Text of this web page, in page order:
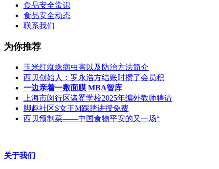
食品安全常识
食品安全动态
联系我们
为你推荐
玉米红蜘蛛病虫害以及防治方法简介
西贝创始人：罗永浩方结账时攒了会员积
一边亲着一敷面膜 MBA智库
上海市闵行区诸翟学校2025年编外教师聘请
脚趣社区S女王M踩踏讲授免费
西贝预制菜——中国食物平安的又一场“
关于我们